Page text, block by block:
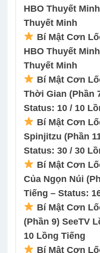
HBO Thuyết
Thuyết Minh
Bí Mật Cơn
HBO Thuyết
Thuyết Minh
Bí Mật Cơn
Thời Gian (Phần
Status: 10 / 10
Bí Mật Cơn
Spinjitzu (Phần
Status: 30 / 30
Bí Mật Cơn
Của Ngọn Núi
Tiếng – Status:
Bí Mật Cơn
(Phần 9) SeeTV
10 Lồng Tiếng
Bí Mật Cơn